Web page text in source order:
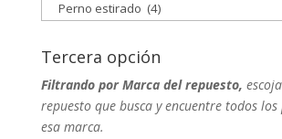
Tercera opción
Filtrando por Marca del repuesto,
repuesto que busca y encuentre todos
esa marca.